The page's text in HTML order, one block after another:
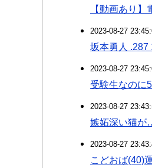
【動画あり
2023-08-27
坂本勇人
2023-08-27
受験生なのに
2023-08-27
嫉妬深い猫が
2023-08-27
こどおば(40)